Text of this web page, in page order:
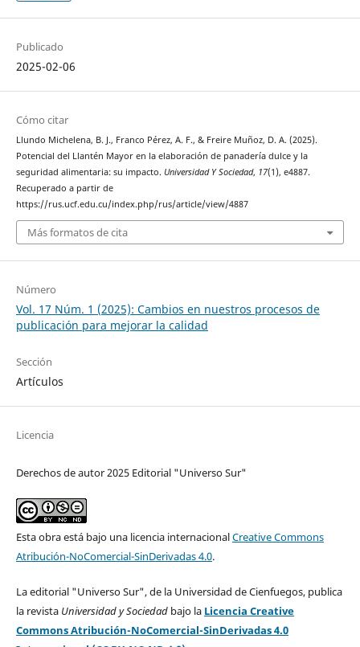
Publicado
2025-02-06
Cómo citar
Llundo Michelena, B. J., Franco Pérez, A. F., & Freire Muñoz, D. A. (2025).
Potencial del Llantén Mayor en la elaboración de panadería dulce y la
seguridad alimentaria: su impacto. Universidad Y Sociedad, 17(1), e4887.
Recuperado a partir de
https://rus.ucf.edu.cu/index.php/rus/article/view/4887
Más formatos de cita
Número
Vol. 17 Núm. 1 (2025): Cambios en nuestros procesos de
publicación para mejorar la calidad
Sección
Artículos
Licencia
Derechos de autor 2025 Editorial "Universo Sur"
Esta obra está bajo una licencia internacionalCreative Commons
Atribución-NoComercial-SinDerivadas 4.0.
La editorial "Universo Sur", de la Universidad de Cienfuegos, publica
la revista Universidad y Sociedad bajo la Licencia Creative
Commons Atribución-NoComercial-SinDerivadas 4.0